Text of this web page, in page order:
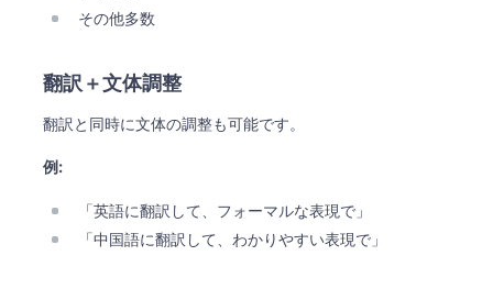
その他多数
翻訳＋文体調整
翻訳と同時に文体の調整も可能です。
例:
「英語に翻訳して、フォーマルな表現で」
「中国語に翻訳して、わかりやすい表現で」